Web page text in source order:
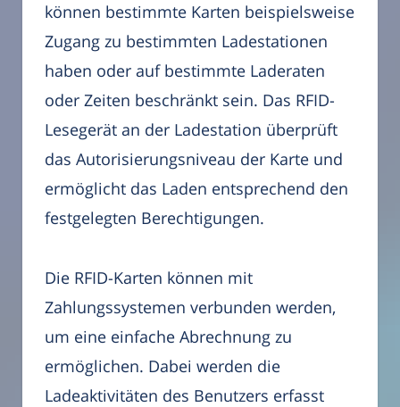
können bestimmte Karten beispielsweise
Zugang zu bestimmten Ladestationen
haben oder auf bestimmte Laderaten
oder Zeiten beschränkt sein. Das RFID-
Lesegerät an der Ladestation überprüft
das Autorisierungsniveau der Karte und
ermöglicht das Laden entsprechend den
festgelegten Berechtigungen.
Die RFID-Karten können mit
Zahlungssystemen verbunden werden,
um eine einfache Abrechnung zu
ermöglichen. Dabei werden die
Ladeaktivitäten des Benutzers erfasst